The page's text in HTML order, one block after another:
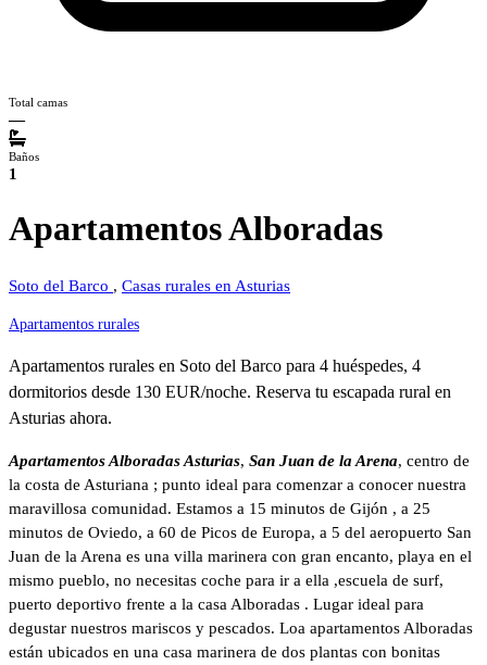
Total camas
—
Baños
1
Apartamentos Alboradas
Soto del Barco , Casas rurales en Asturias
Apartamentos rurales
Apartamentos rurales en Soto del Barco para 4 huéspedes, 4
dormitorios desde 130 EUR/noche. Reserva tu escapada rural en
Asturias ahora.
Apartamentos Alboradas Asturias, San Juan de la Arena, centro de
la costa de Asturiana ; punto ideal para comenzar a conocer nuestra
maravillosa comunidad. Estamos a 15 minutos de Gijón , a 25
minutos de Oviedo, a 60 de Picos de Europa, a 5 del aeropuerto San
Juan de la Arena es una villa marinera con gran encanto, playa en el
mismo pueblo, no necesitas coche para ir a ella ,escuela de surf,
puerto deportivo frente a la casa Alboradas . Lugar ideal para
degustar nuestros mariscos y pescados. Loa apartamentos Alboradas
están ubicados en una casa marinera de dos plantas con bonitas